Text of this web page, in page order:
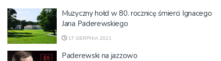
Muzyczny hołd w 80. rocznicę śmierci Ignacego
Jana Paderewskiego
17 SIERPNIA 2021
Paderewski na jazzowo